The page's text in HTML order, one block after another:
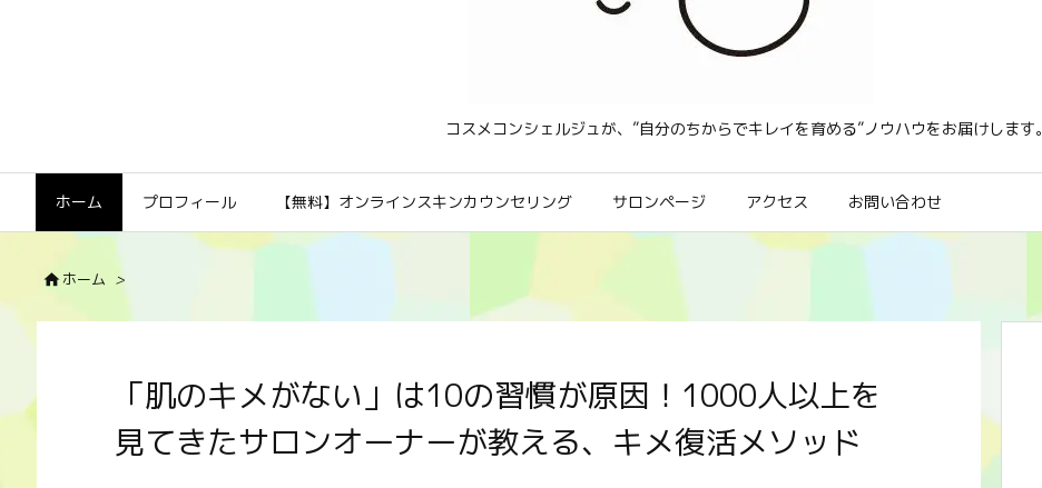
コスメコンシェルジュが、”自分のちからでキレイを育める”ノウハウをお届けします。
ホーム プロフィール 【無料】オンラインスキンカウンセリング サロンページ アクセス お問い合わせ
ホーム >
「肌のキメがない」は10の習慣が原因！1000人以上を
見てきたサロンオーナーが教える、キメ復活メソッド